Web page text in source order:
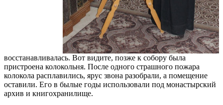
восстанавливалась. Вот видите, позже к собору была
пристроена колокольня. После одного страшного пожара
колокола расплавились, ярус звона разобрали, а помещение
оставили. Его в былые годы использовали под монастырский
архив и книгохранилище.